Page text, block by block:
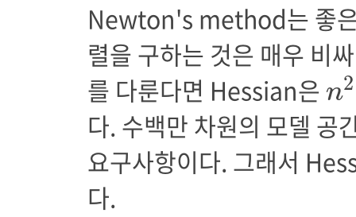
Newton's method는 좋
렬을 구하는 것은 매우 비
를 다룬다면 Hessian은 n2
n
다. 수백만 차원의 모델 공
요구사항이다. 그래서
다.